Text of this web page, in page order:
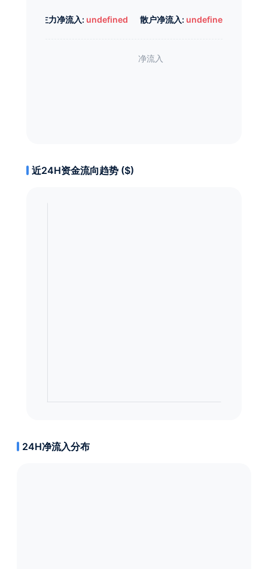
主力净流入: undefined 散户净流入: undefined
近24H资金流向趋势 ($)
24H净流入分布